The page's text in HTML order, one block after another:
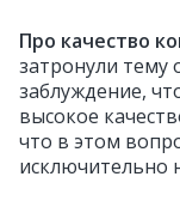
Про качество
затронули тему
заблуждение,
высокое
что в этом
исключительно